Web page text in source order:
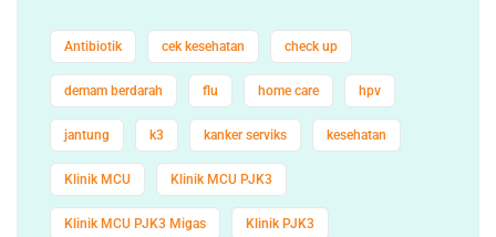
Antibiotik cek kesehatan check up
demam berdarah flu home care hpv
jantung k3 kanker serviks kesehatan
Klinik MCU Klinik MCU PJK3
Klinik MCU PJK3 Migas Klinik PJK3